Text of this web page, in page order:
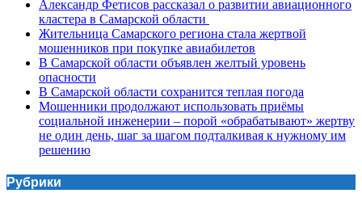
Александр Фетисов рассказал о развитии авиационного
кластера в Самарской области
Жительница Самарского региона стала жертвой
мошенников при покупке авиабилетов
В Самарской области объявлен желтый уровень
опасности
В Самарской области сохранится теплая погода
Мошенники продолжают использовать приёмы
социальной инженерии – порой «обрабатывают» жертву
не один день, шаг за шагом подталкивая к нужному им
решению
Рубрики